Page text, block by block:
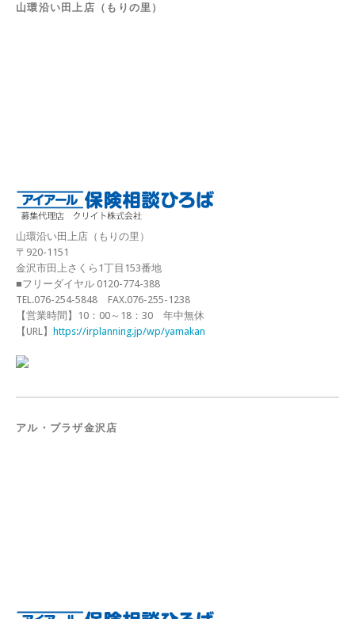
山環沿い田上店（もりの里）
山環沿い田上店（もりの里）
〒920-1151
金沢市田上さくら1丁目153番地
■フリーダイヤル 0120-774-388
TEL.076-254-5848 FAX.076-255-1238
【営業時間】10：00～18：30 年中無休
【URL】 https://irplanning.jp/wp/yamakan
アル・プラザ金沢店